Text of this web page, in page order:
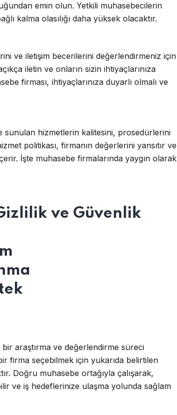
emin olun. Yetkili muhasebecilerin
kalma olasılığı daha yüksek olacaktır.
ve iletişim becerilerini değerlendirmeniz için
iletin ve onların sizin ihtiyaçlarınıza
firması, ihtiyaçlarınıza duyarlı olmalı ve
sunulan hizmetlerin kalitesini, prosedürlerini
politikası, firmanın değerlerini yansıtır ve
İşte muhasebe firmalarında yaygın olarak
ve Güvenlik
araştırma ve değerlendirme süreci
firma seçebilmek için yukarıda belirtilen
Doğru muhasebe ortağıyla çalışarak,
ve iş hedeflerinize ulaşma yolunda sağlam